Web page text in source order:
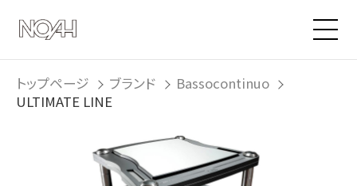
トップページ ブランド
Bassocontinuo
ULTIMATE LINE